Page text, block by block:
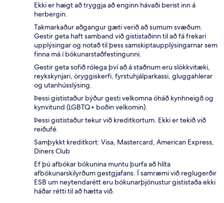
Ekki er hægt að tryggja að enginn hávaði berist inn á
herbergin.
Takmarkaður aðgangur gæti verið að sumum svæðum.
Gestir geta haft samband við gististaðinn til að fá frekari
upplýsingar og notað til þess samskiptaupplýsingarnar sem
finna má í bókunarstaðfestingunni.
Gestir geta sofið rólega því að á staðnum eru slökkvitæki,
reykskynjari, öryggiskerfi, fyrstuhjálparkassi, gluggahlerar
og utanhússlýsing.
Þessi gististaður býður gesti velkomna óháð kynhneigð og
kynvitund (LGBTQ+ boðin velkomin).
Þessi gististaður tekur við kreditkortum. Ekki er tekið við
reiðufé.
Samþykkt kreditkort: Visa, Mastercard, American Express,
Diners Club
Ef þú afbókar bókunina muntu þurfa að hlíta
afbókunarskilyrðum gestgjafans. Í samræmi við reglugerðir
ESB um neytendarétt eru bókunarþjónustur gististaða ekki
háðar rétti til að hætta við.